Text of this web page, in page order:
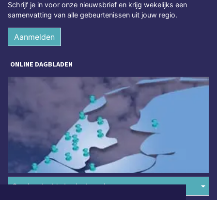
Schrijf je in voor onze nieuwsbrief en krijg wekelijks een
samenvatting van alle gebeurtenissen uit jouw regio.
Aanmelden
ONLINE DAGBLADEN
Overige dagbladen in de regio